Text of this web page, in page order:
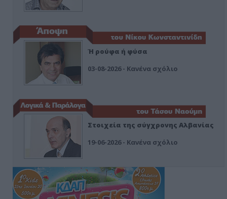
Ή ρούφα ή φύσα
03-08-2026 - Κανένα σχόλιο
Στοιχεία της σύγχρονης Αλβανίας
19-06-2026 - Κανένα σχόλιο